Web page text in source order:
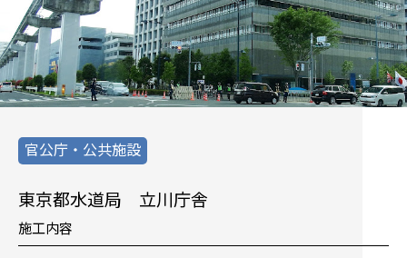
官公庁・公共施設
東京都水道局 立川庁舎
施工内容